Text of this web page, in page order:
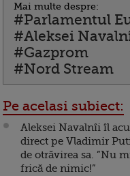
Mai multe despre:
#Parlamentul
#Aleksei
#Gazprom
#Nord Stream
Pe acelasi subiect:
Aleksei Navalnîi îl
direct pe Vladimir
de otrăvirea sa. ”Nu
frică de nimic!”